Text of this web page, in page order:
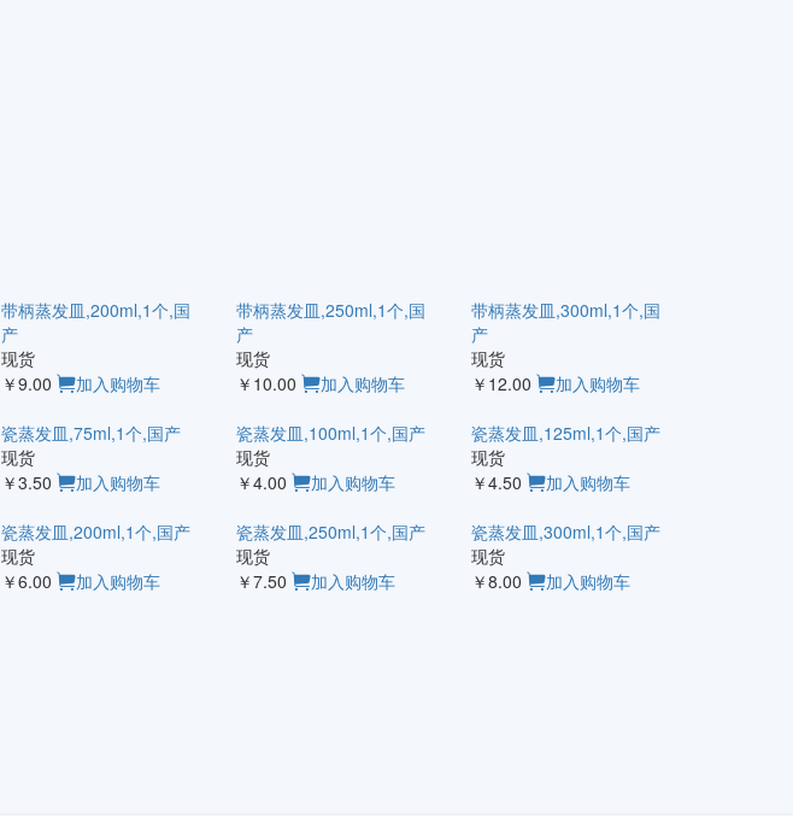
带柄蒸发皿,200ml,1个,国
产
现货
￥9.00
加入购物车
带柄蒸发皿,250ml,1个,国
产
现货
￥10.00
加入购物车
带柄蒸发皿,300ml,1个,国
产
现货
￥12.00
加入购物车
瓷蒸发皿,75ml,1个,国产
现货
￥3.50
加入购物车
瓷蒸发皿,100ml,1个,国产
现货
￥4.00
加入购物车
瓷蒸发皿,125ml,1个,国产
现货
￥4.50
加入购物车
瓷蒸发皿,200ml,1个,国产
现货
￥6.00
加入购物车
瓷蒸发皿,250ml,1个,国产
现货
￥7.50
加入购物车
瓷蒸发皿,300ml,1个,国产
现货
￥8.00
加入购物车